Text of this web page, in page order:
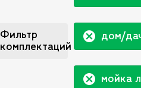
Фильтр
комплектаций
дом/
мойка